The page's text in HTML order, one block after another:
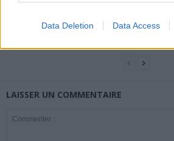
Data Deletion Data Access
essentiels des
Éclipse du 12 août :
attention à la pénurie de
LAISSER UN COMMENTAIRE